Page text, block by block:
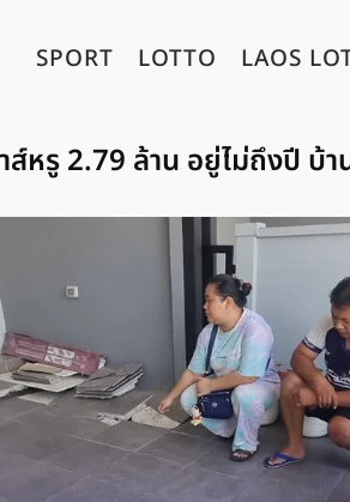
SPORT LOTTO LAOS
ส์หรู 2.79 ล้าน อยู่ไม่ถึงปี บ้